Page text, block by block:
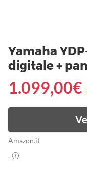
Yamaha
digitale +
1.099,00€
Amazon.it
.